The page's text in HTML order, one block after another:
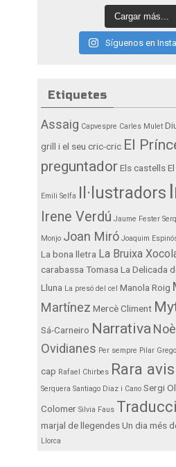
Cargar más...
Síguenos en
Etiquetes
Assaig Capvespre Carles Mulet
grill i el seu cric-cric El
preguntadorEls castells
Emili Selfa Il·lustradors
Irene Verdú Jaume Fester
Monjo Joan Miró Joaquim
La bona lletra La Bruixa
carabassa Tomasa La Delicada
Lluna La presó del cel Manola Roig
Martínez Mercè Climent
Sá-Carneiro Narrativa
Ovidianes Per sempre Pilar
cap Rafael Chirbes Rara avis
Serquera Santiago Diaz i Cano Sergi
Colomer Silvia Faus
marjal de llegendesUn dia més
Llorca